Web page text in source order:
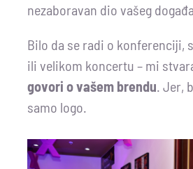
nezaboravan dio vašeg
Bilo da se radi o konferenciji,
ili velikom koncertu – mi
govori o vašem brendu . Jer,
samo logo.